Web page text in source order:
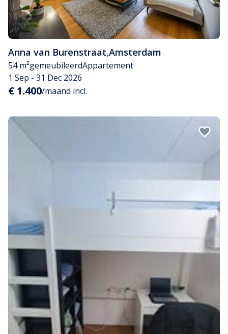
Anna van Burenstraat,Amsterdam
54 m²gemeubileerdAppartement
1 Sep - 31 Dec 2026
€ 1.400/maand incl.